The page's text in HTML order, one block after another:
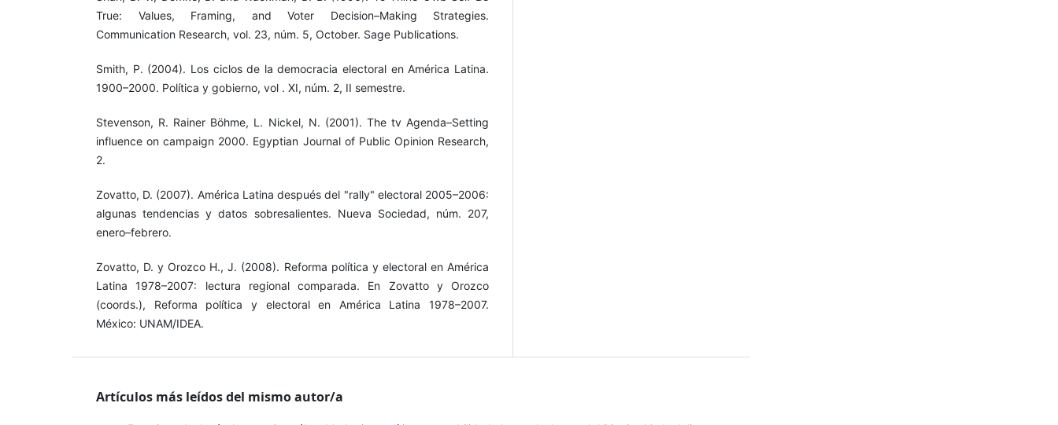
True: Values, Framing, and Voter Decision–Making Strategies.
Communication Research, vol. 23, núm. 5, October. Sage Publications.
Smith, P. (2004). Los ciclos de la democracia electoral en América Latina.
1900–2000. Política y gobierno, vol . XI, núm. 2, II semestre.
Stevenson, R. Rainer Böhme, L. Nickel, N. (2001). The tv Agenda–Setting
influence on campaign 2000. Egyptian Journal of Public Opinion Research,
2.
Zovatto, D. (2007). América Latina después del "rally" electoral 2005–2006:
algunas tendencias y datos sobresalientes. Nueva Sociedad, núm. 207,
enero–febrero.
Zovatto, D. y Orozco H., J. (2008). Reforma política y electoral en América
Latina 1978–2007: lectura regional comparada. En Zovatto y Orozco
(coords.), Reforma política y electoral en América Latina 1978–2007.
México: UNAM/IDEA.
Artículos más leídos del mismo autor/a